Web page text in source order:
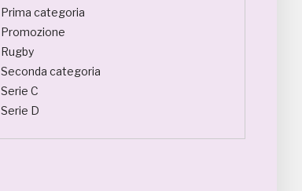
Prima categoria
Promozione
Rugby
Seconda categoria
Serie C
Serie D